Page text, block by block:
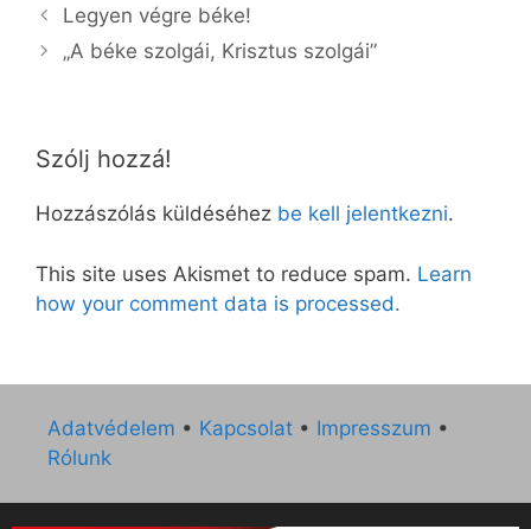
Legyen végre béke!
„A béke szolgái, Krisztus szolgái”
Szólj hozzá!
Hozzászólás küldéséhez be kell jelentkezni.
This site uses Akismet to reduce spam. Learn
how your comment data is processed.
Adatvédelem • Kapcsolat • Impresszum •
Rólunk